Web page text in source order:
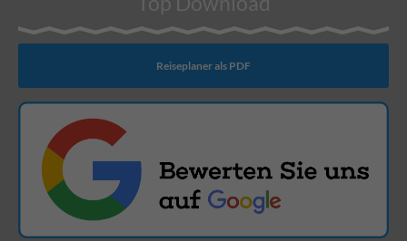
Reiseplaner als PDF